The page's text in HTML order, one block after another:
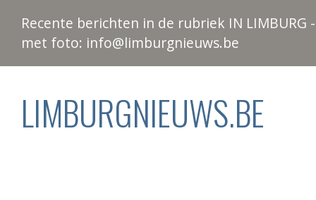
Recente berichten in de rubriek IN
met foto: info@limburgnieuws.be
LIMBURGNIEUWS.BE